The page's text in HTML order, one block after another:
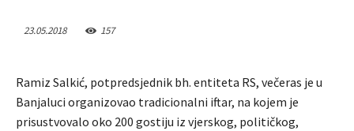
23.05.2018 157
Ramiz Salkić, potpredsjednik bh. entiteta RS, večeras je u
Banjaluci organizovao tradicionalni iftar, na kojem je
prisustvovalo oko 200 gostiju iz vjerskog, političkog,